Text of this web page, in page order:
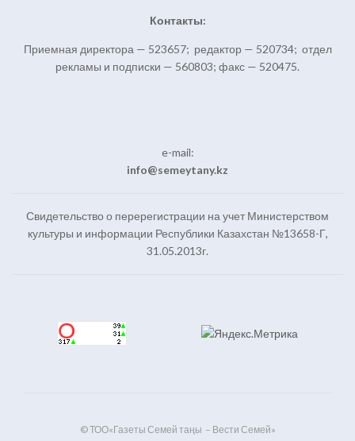
Контакты:
Приемная директора — 523657; редактор — 520734; отдел
рекламы и подписки — 560803; факс — 520475.
e-mail:
info@semeytany.kz
Свидетельство о перерегистрации на учет Министерством
культуры и информации Республики Казахстан №13658-Г,
31.05.2013г.
© ТОО«Газеты Семей таңы – Вести Семей»